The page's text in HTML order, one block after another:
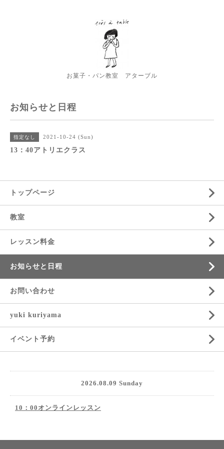
お菓子・パン教室 アターブル
お知らせと日程
指定なし 2021-10-24 (Sun)
13：40アトリエクラス
トップページ
教室
レッスン料金
お知らせと日程
お問い合わせ
yuki kuriyama
イベント予約
2026.08.09 Sunday
10：00オンラインレッスン